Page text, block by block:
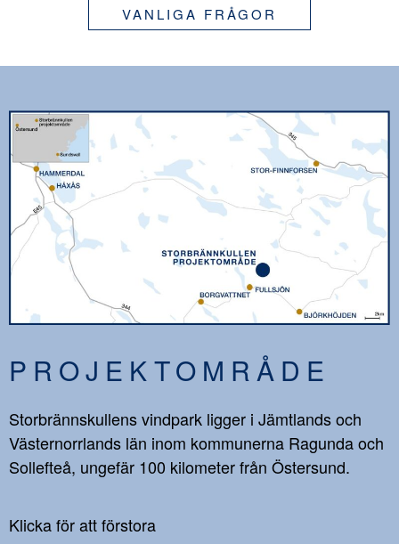
VANLIGA FRÅGOR
PROJEKTOMRÅDE
Storbrännskullens vindpark ligger i Jämtlands och
Västernorrlands län inom kommunerna Ragunda och
Sollefteå, ungefär 100 kilometer från Östersund.
Klicka för att förstora